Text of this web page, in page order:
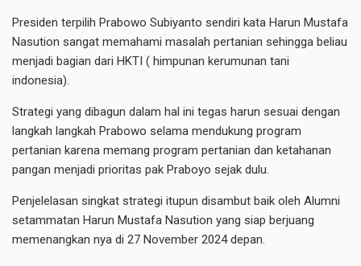
Presiden terpilih Prabowo Subiyanto sendiri kata Harun Mustafa
Nasution sangat memahami masalah pertanian sehingga beliau
menjadi bagian dari HKTI ( himpunan kerumunan tani
indonesia).
Strategi yang dibagun dalam hal ini tegas harun sesuai dengan
langkah langkah Prabowo selama mendukung program
pertanian karena memang program pertanian dan ketahanan
pangan menjadi prioritas pak Praboyo sejak dulu.
Penjelelasan singkat strategi itupun disambut baik oleh Alumni
setammatan Harun Mustafa Nasution yang siap berjuang
memenangkan nya di 27 November 2024 depan.